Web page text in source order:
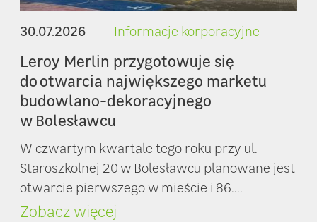
30.07.2026 Informacje korporacyjne
Leroy Merlin przygotowuje się
do otwarcia największego marketu
budowlano-dekoracyjnego
w Bolesławcu
W czwartym kwartale tego roku przy ul.
Staroszkolnej 20 w Bolesławcu planowane jest
otwarcie pierwszego w mieście i 86....
Zobacz więcej